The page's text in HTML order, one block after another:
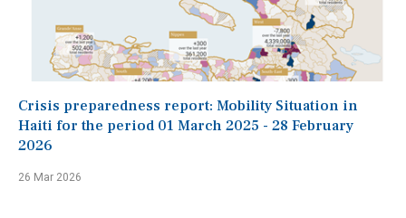
Crisis preparedness report: Mobility Situation in
Haiti for the period 01 March 2025 - 28 February
2026
26 Mar 2026